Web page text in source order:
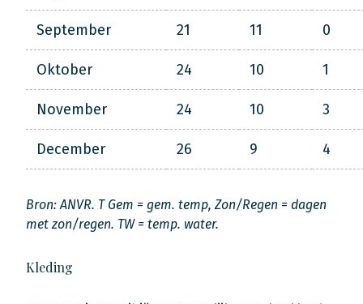
September 21 11 0
Oktober 24 10 1
November 24 10 3
December 26 9 4
Bron: ANVR. T Gem = gem. temp, Zon/Regen = dagen
met zon/regen. TW = temp. water.
Kleding